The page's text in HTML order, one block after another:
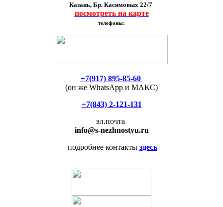
Казань, Бр. Касимовых 22/7
посмотреть на карте
телефоны:
+7(917) 895-85-60
(он же WhatsApp и МАКС)
+7(843) 2-121-131
эл.почта
info@s-nezhnostyu.ru
подробнее контакты здесь